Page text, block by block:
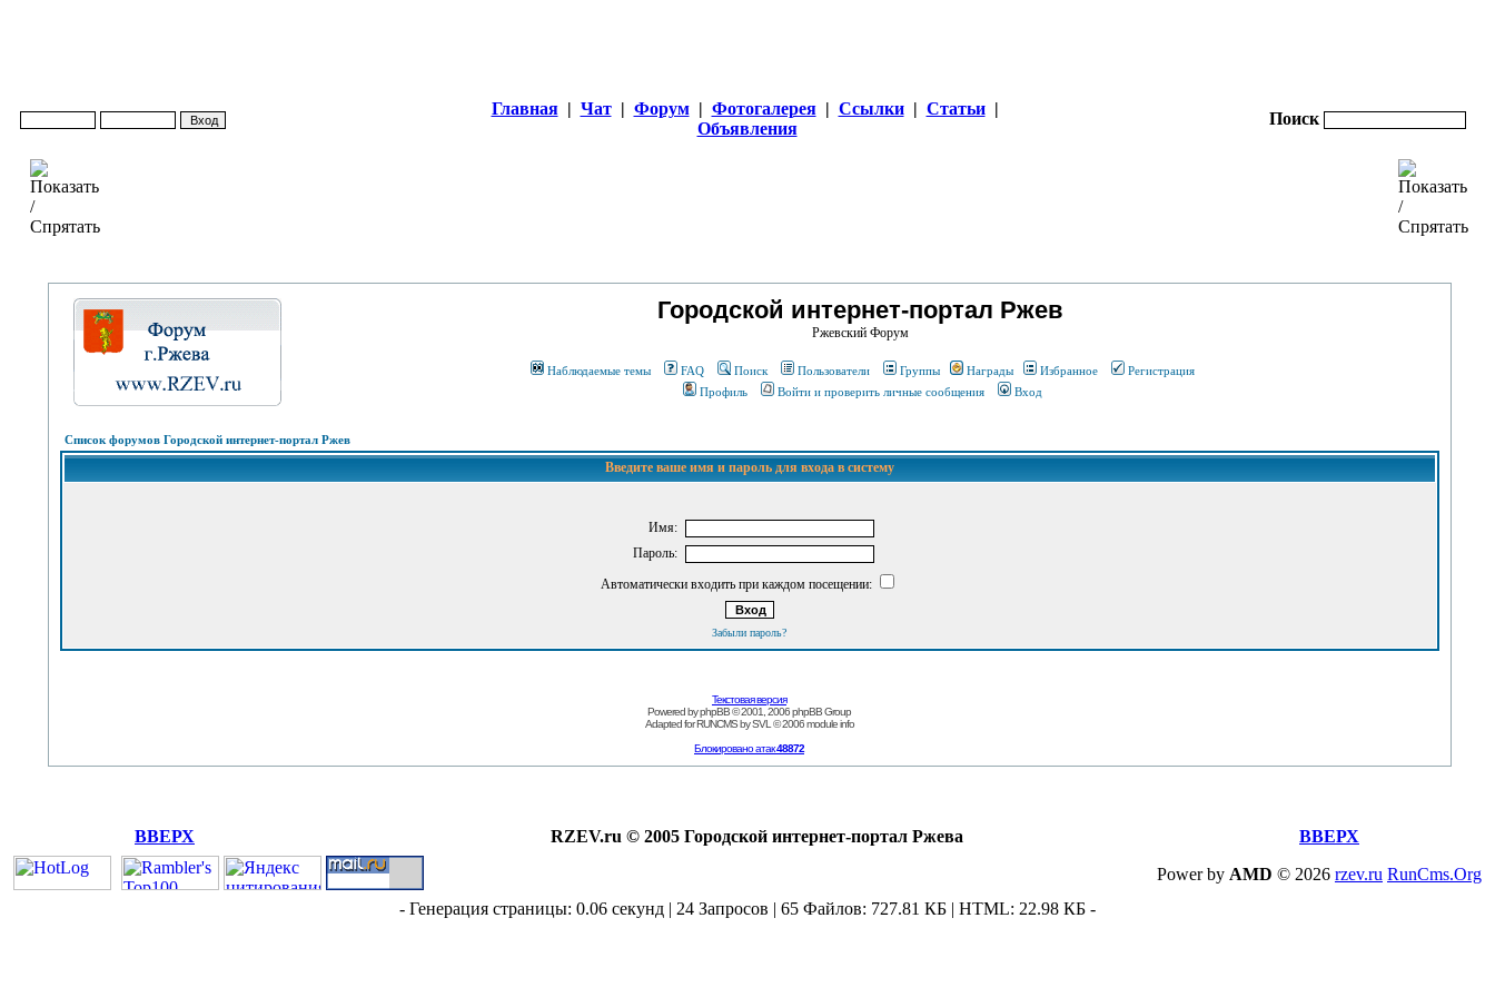
Главная | Чат | Форум | Фотогалерея | Ссылки | Статьи |
Объявления
Поиск
Городской интернет-портал Ржев
Ржевский Форум
Наблюдаемые темы FAQ Поиск Пользователи Группы Награды Избранное
Регистрация
Профиль
Войти и проверить личные сообщения Вход
Список форумов Городской интернет-портал Ржев
Введите ваше имя и пароль для входа в систему
Имя:
Пароль:
Автоматически входить при каждом посещении:
Забыли пароль?
Текстовая версия
Powered byphpBB© 2001, 2006 phpBB Group
Adapted forRUNCMSbySVL © 2006module info
Блокировано атак48872
ВВЕРХ RZEV.ru © 2005 Городской интернет-портал Ржева
ВВЕРХ
Power by AMD © 2026 rzev.ru RunCms.Org
- Генерация страницы: 0.06 секунд | 24 Запросов | 65 Файлов: 727.81 КБ | HTML: 22.98 КБ -